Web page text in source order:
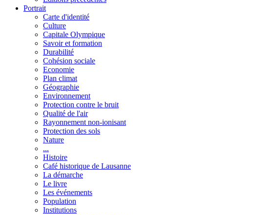
Portrait
Carte d'identité
Culture
Capitale Olympique
Savoir et formation
Durabilité
Cohésion sociale
Economie
Plan climat
Géographie
Environnement
Protection contre le bruit
Qualité de l'air
Rayonnement non-ionisant
Protection des sols
Nature
...
Histoire
Café historique de Lausanne
La démarche
Le livre
Les événements
Population
Institutions